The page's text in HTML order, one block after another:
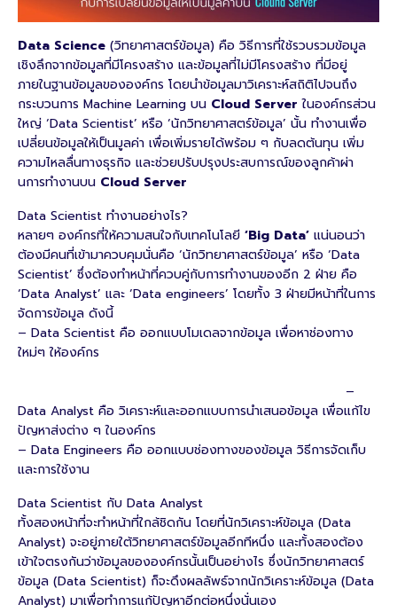
Data Science (วิทยาศาสตร์ข้อมูล) คือ วิธีการที่ใช้รวบรวมข้อมูล
เชิงลึกจากข้อมูลที่มีโครงสร้าง และข้อมูลที่ไม่มีโครงสร้าง ที่มีอยู่
ภายในฐานข้อมูลขององค์กร โดยนําข้อมูลมาวิเคราะห์สถิติไปจนถึง
กระบวนการ Machine Learning บน Cloud Server ในองค์กรส่วน
ใหญ่ ‘Data Scientist’ หรือ ‘นักวิทยาศาสตร์ข้อมูล’ นั้น ทํางานเพื่อ
เปลี่ยนข้อมูลให้เป็นมูลค่า เพื่อเพิ่มรายได้พร้อม ๆ กับลดต้นทุน เพิ่ม
ความไหลลื่นทางธุรกิจ และช่วยปรับปรุงประสบการณ์ของลูกค้าผ่า
นการทํางานบน Cloud Server
Data Scientist ทํางานอย่างไร?
หลายๆ องค์กรที่ให้ความสนใจกับเทคโนโลยี ‘Big Data’ แน่นอนว่า
ต้องมีคนที่เข้ามาควบคุมนั่นคือ ‘นักวิทยาศาสตร์ข้อมูล’ หรือ ‘Data
Scientist’ ซึ่งต้องทําหน้าที่ควบคู่กับการทํางานของอีก 2 ฝ่าย คือ
‘Data Analyst’ และ ‘Data engineers’ โดยทั้ง 3 ฝ่ายมีหน้าที่ในการ
จัดการข้อมูล ดังนี้
– Data Scientist คือ ออกแบบโมเดลจากข้อมูล เพื่อหาช่องทาง
ใหม่ๆ ให้องค์กร
–
Data Analyst คือ วิเคราะห์และออกแบบการนําเสนอข้อมูล เพื่อแก้ไข
ปัญหาส่งต่าง ๆ ในองค์กร
– Data Engineers คือ ออกแบบช่องทางของข้อมูล วิธีการจัดเก็บ
และการใช้งาน
Data Scientist กับ Data Analyst
ทั้งสองหน้าที่จะทําหน้าที่ใกล้ชิดกัน โดยที่นักวิเคราะห์ข้อมูล (Data
Analyst) จะอยู่ภายใต้วิทยาศาสตร์ข้อมูลอีกทีหนึ่ง และทั้งสองต้อง
เข้าใจตรงกันว่าข้อมูลขององค์กรนั้นเป็นอย่างไร ซึ่งนักวิทยาศาสตร์
ข้อมูล (Data Scientist) ก็จะดึงผลลัพธ์จากนักวิเคราะห์ข้อมูล (Data
Analyst) มาเพื่อทําการแก้ปัญหาอีกต่อหนึ่งนั่นเอง